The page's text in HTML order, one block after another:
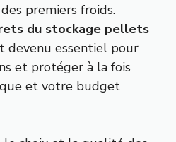
des premiers froids.
du stockage pellets
devenu essentiel pour
et protéger à la fois
et votre budget